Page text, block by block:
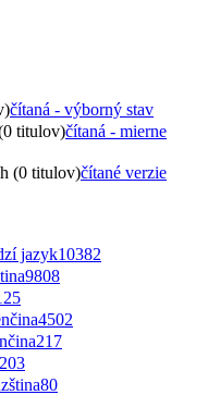
čítaná - výborný stav
titulov)čítaná - mierne
(0 titulov)čítané verzie
jazyk10382
9808
4502
217
203
80